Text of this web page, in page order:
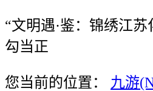
“文明遇·鉴：锦绣江
勾当正
您当前的位置： 九游